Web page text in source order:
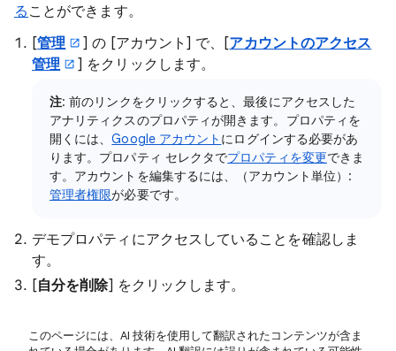
る ことができます。
[管理 ] の [アカウント] で、[アカウントのアクセス
管理
] をクリックします。
注: 前のリンクをクリックすると、最後にアクセスした
アナリティクスのプロパティが開きます。プロパティを
開くには、Google アカウント にログインする必要があ
ります。プロパティ セレクタでプロパティを変更できま
す。アカウントを編集するには、（アカウント単位）:
管理者権限が必要です。
デモプロパティにアクセスしていることを確認しま
す。
[自分を削除] をクリックします。
このページには、AI 技術を使用して翻訳されたコンテンツが含ま